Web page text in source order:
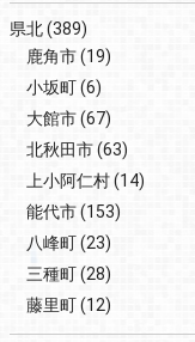
県北(389)
鹿角市(19)
小坂町(6)
大館市(67)
北秋田市(63)
上小阿仁村(14)
能代市(153)
八峰町(23)
三種町(28)
藤里町(12)